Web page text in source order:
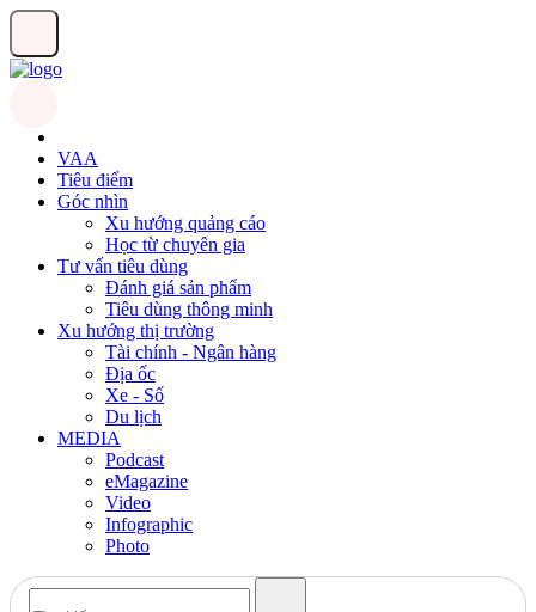
VAA
Tiêu điểm
Góc nhìn
Xu hướng quảng cáo
Học từ chuyên gia
Tư vấn tiêu dùng
Đánh giá sản phẩm
Tiêu dùng thông minh
Xu hướng thị trường
Tài chính - Ngân hàng
Địa ốc
Xe - Số
Du lịch
MEDIA
Podcast
eMagazine
Video
Infographic
Photo